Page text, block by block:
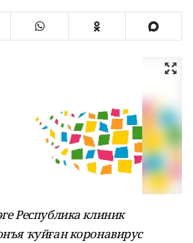
Республика клиник
ҡуйған коронавирус